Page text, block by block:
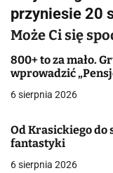
g
a
c
a
w
przyniesie 20
Może Ci się
800+ to za mało.
wprowadzić
6 sierpnia 2026
Od Krasickiego do
fantastyki
6 sierpnia 2026